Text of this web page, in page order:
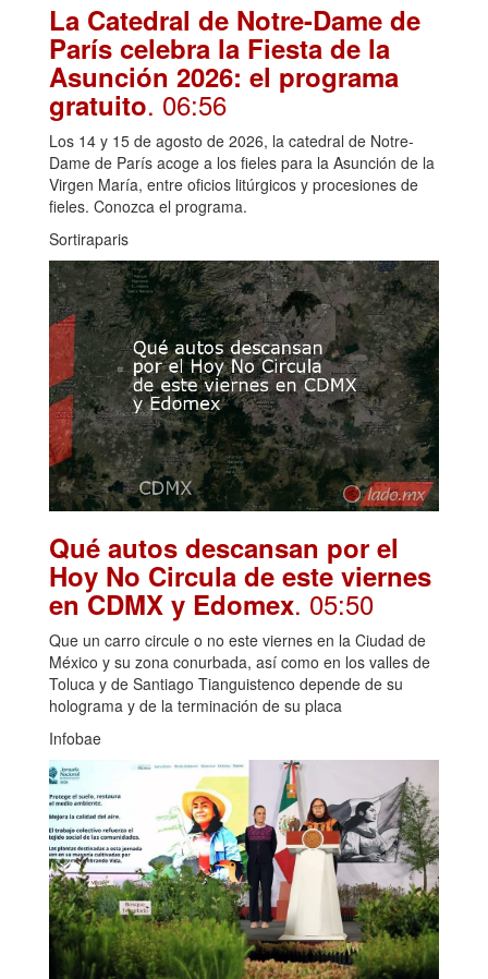
La Catedral de Notre-Dame de
París celebra la Fiesta de la
Asunción 2026: el programa
gratuito. 06:56
Los 14 y 15 de agosto de 2026, la catedral de Notre-
Dame de París acoge a los fieles para la Asunción de la
Virgen María, entre oficios litúrgicos y procesiones de
fieles. Conozca el programa.
Sortiraparis
Qué autos descansan por el
Hoy No Circula de este viernes
en CDMX y Edomex. 05:50
Que un carro circule o no este viernes en la Ciudad de
México y su zona conurbada, así como en los valles de
Toluca y de Santiago Tianguistenco depende de su
holograma y de la terminación de su placa
Infobae